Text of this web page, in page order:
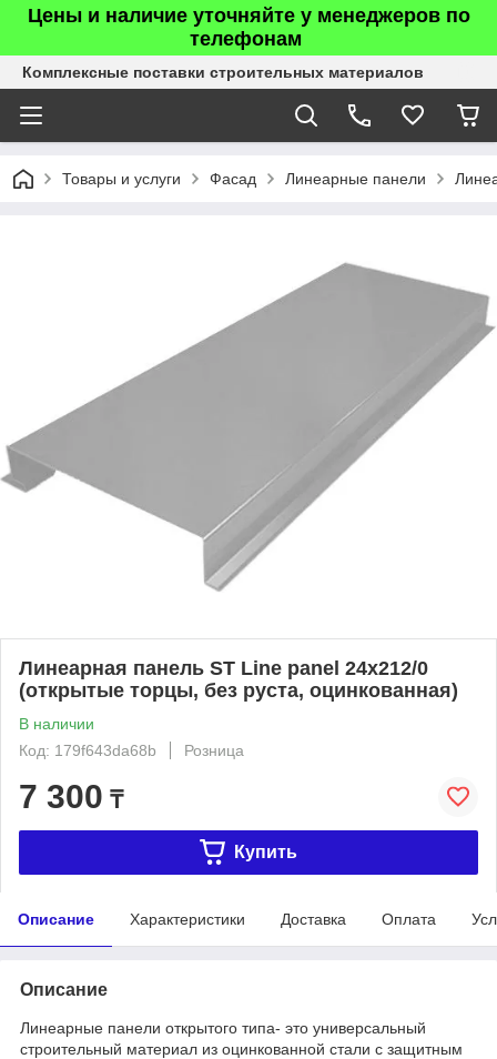
Цены и наличие уточняйте у менеджеров по
телефонам
Комплексные поставки строительных материалов
Товары и услуги Фасад Линеарные панели
Линеарная панель ST Line panel 24х212/0
(открытые торцы, без руста, оцинкованная)
В наличии
Код: 179f643da68b
Розница
7 300 ₸
Купить
Описание Характеристики Доставка Оплата
Описание
Линеарные панели открытого типа- это универсальный
строительный материал из оцинкованной стали с защитным